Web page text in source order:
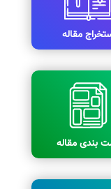
مقاله
بندی مقاله